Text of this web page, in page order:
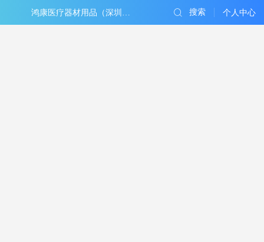
鸿康医疗器材用品（深圳）有限公司 个人中心
搜索